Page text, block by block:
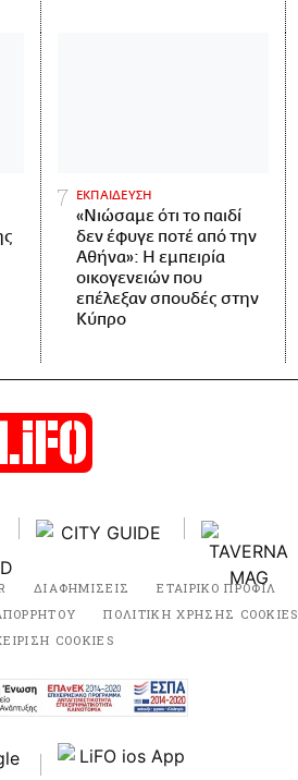
ΕΚΠΑΙΔΕΥΣΗ
«Νιώσαμε ότι το παιδί
δεν έφυγε ποτέ από την
Αθήνα»: Η εμπειρία
οικογενειών που
επέλεξαν σπουδές στην
Κύπρο
ΔΙΑΦΗΜΙΣΕΙΣ ΕΤΑΙΡΙΚΟ ΠΡΟΦΙΛ
ΠΟΛΙΤΙΚΗ ΧΡΗΣΗΣ COOKIES
COOKIES